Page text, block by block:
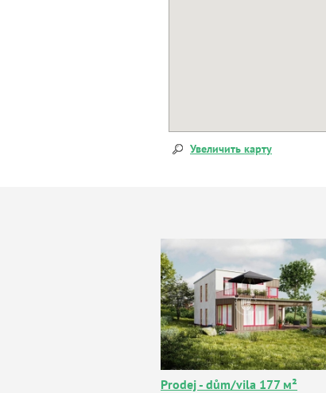
Увеличить карту
Prodej - dům/vila 177 м²